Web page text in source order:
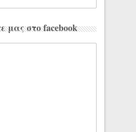
μας στο facebook